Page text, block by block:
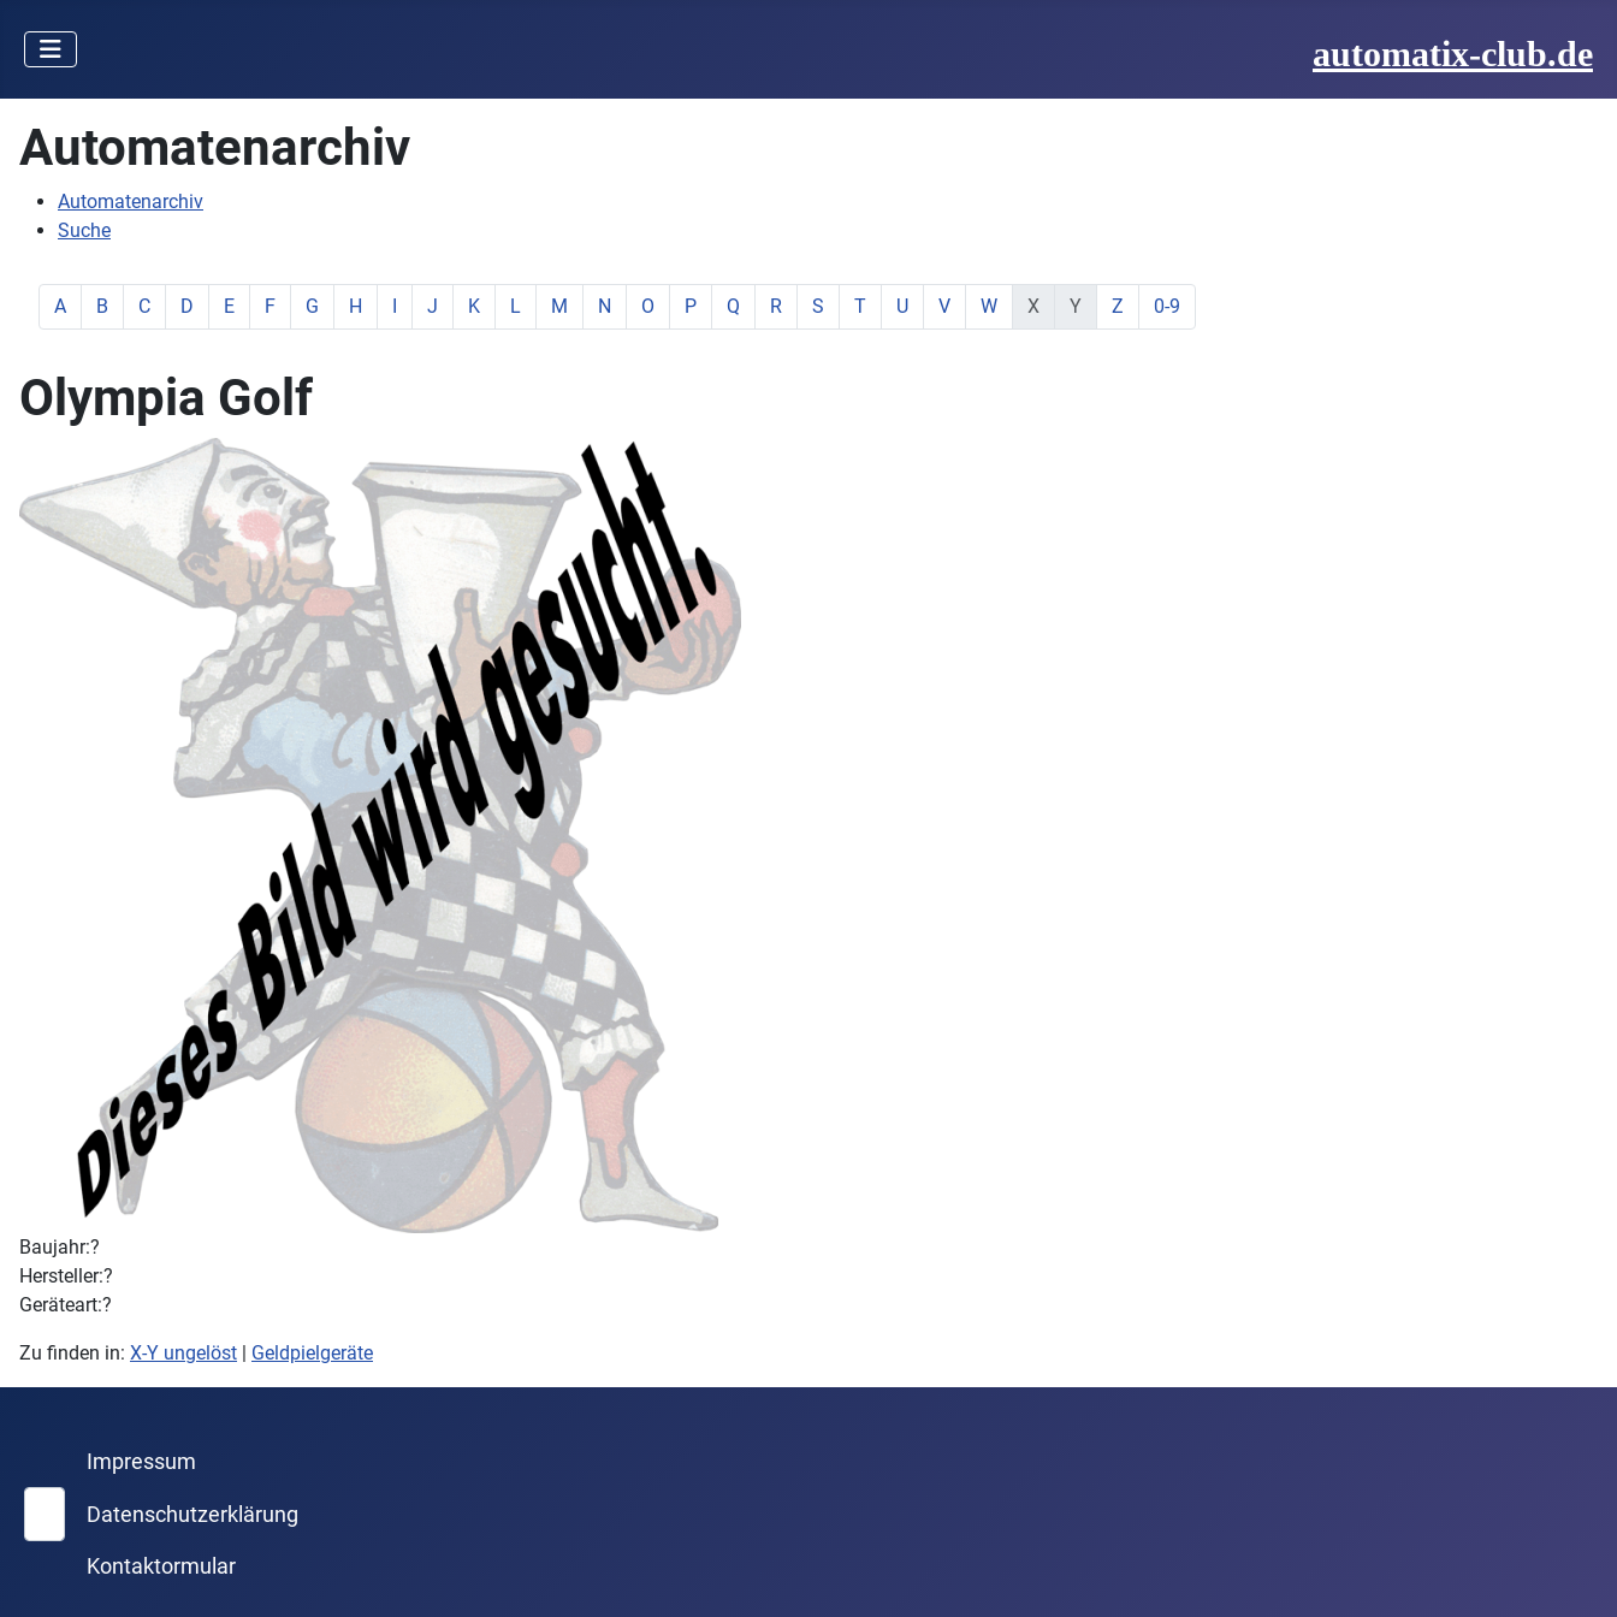
automatix-club.de
Automatenarchiv
Automatenarchiv
Suche
zeige Elemente mit Buchstabe:
A zeige Elemente mit Buchstabe:
B zeige Elemente mit Buchstabe:
C zeige Elemente mit Buchstabe:
D zeige Elemente mit Buchstabe:
E zeige Elemente mit Buchstabe:
F zeige Elemente mit Buchstabe:
G zeige Elemente mit Buchstabe:
H zeige Elemente mit Buchstabe:
I zeige Elemente mit Buchstabe:
J zeige Elemente mit Buchstabe:
K zeige Elemente mit Buchstabe:
L zeige Elemente mit Buchstabe:
M zeige Elemente mit Buchstabe:
N zeige Elemente mit Buchstabe:
O zeige Elemente mit Buchstabe:
P zeige Elemente mit Buchstabe:
Q zeige Elemente mit Buchstabe:
R zeige Elemente mit Buchstabe:
S zeige Elemente mit Buchstabe:
T zeige Elemente mit Buchstabe:
U zeige Elemente mit Buchstabe:
V zeige Elemente mit Buchstabe:
W keine Elemente mit Buchstabe:
X keine Elemente mit Buchstabe:
Y zeige Elemente mit Buchstabe:
Z zeige Elemente mit Buchstabe:
0-9
Olympia Golf
Baujahr:?
Hersteller:?
Geräteart:?
Zu finden in: X-Y ungelöst | Geldpielgeräte
Suchen
Impressum
Datenschutzerklärung
Kontaktormular